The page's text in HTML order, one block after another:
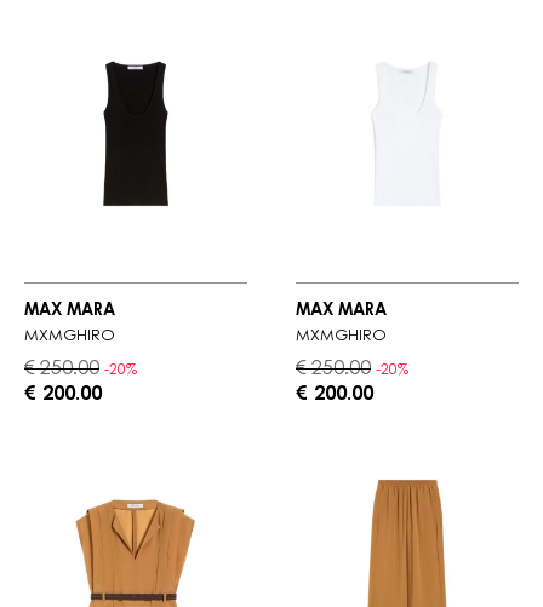
MAX MARA
MXMGHIRO
€ 250.00 -20%
€ 200.00
MAX MARA
MXMGHIRO
€ 250.00 -20%
€ 200.00